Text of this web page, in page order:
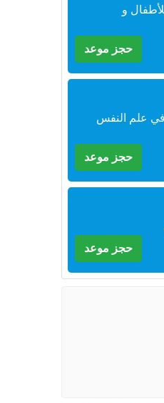
و
حجز موعد
علم النفس
حجز موعد
حجز موعد